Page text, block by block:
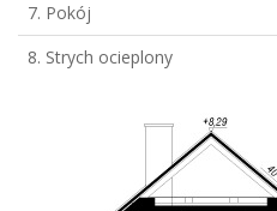
7. Pokój
8. Strych ocieplony